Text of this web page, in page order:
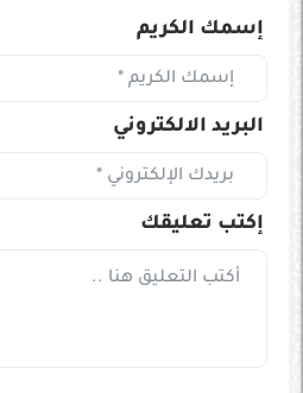
إسمك الكريم
البريد الالكتروني
إكتب تعليقك